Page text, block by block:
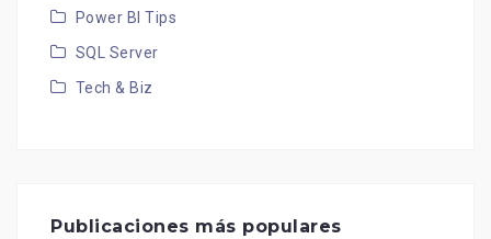
Power BI Tips
SQL Server
Tech & Biz
Publicaciones más populares